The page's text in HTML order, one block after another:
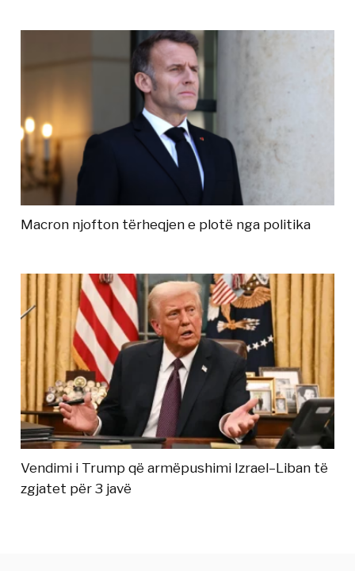
Macron njofton tërheqjen e plotë nga politika
Vendimi i Trump që armëpushimi Izrael–Liban të
zgjatet për 3 javë